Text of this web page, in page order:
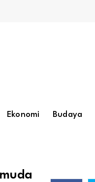
Ekonomi Budaya